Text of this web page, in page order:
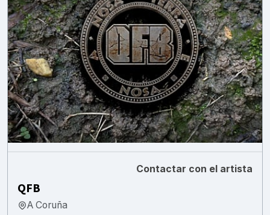
Contactar con el artista
QFB
A Coruña